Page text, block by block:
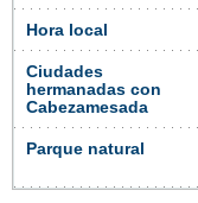
Hora local
Ciudades
hermanadas con
Cabezamesada
Parque natural